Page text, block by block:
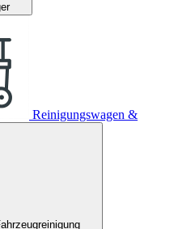
Reinigungswagen &